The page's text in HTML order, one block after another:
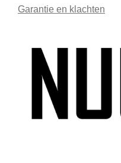
Garantie en klachten